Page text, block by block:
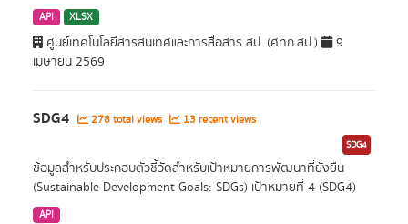
API XLSX
ศูนย์เทคโนโลยีสารสนเทศและการสื่อสาร สป. (ศทก.สป.)
9
เมษายน 2569
SDG4 278 total views 13 recent views
SDG4
ข้อมูลสำหรับประกอบตัวชี้วัดสำหรับเป้าหมายการพัฒนาที่ยั่งยืน
(Sustainable Development Goals: SDGs) เป้าหมายที่ 4 (SDG4)
API